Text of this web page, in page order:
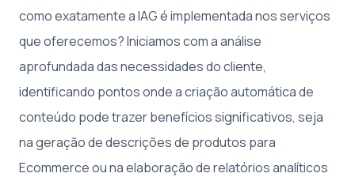
como exatamente a IAG é implementada nos serviços
que oferecemos? Iniciamos com a análise
aprofundada das necessidades do cliente,
identificando pontos onde a criação automática de
conteúdo pode trazer benefícios significativos, seja
na geração de descrições de produtos para
Ecommerce ou na elaboração de relatórios analíticos